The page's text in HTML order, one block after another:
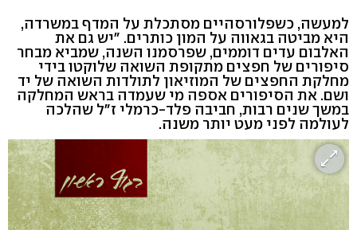
למעשה, כשפלורסהיים מסתכלת על המדף במשרדה,
היא מביטה בגאווה על המון כותרים. "יש גם את
האלבום עדים דוממים, שפרסמנו השנה, שמביא מבחר
סיפורים של חפצים מתקופת השואה שלוקטו בידי
מחלקת החפצים של המוזיאון לתולדות השואה של יד
ושם. את הסיפורים אספה מי שעמדה בראש המחלקה
במשך שנים רבות, חביבה פלד-כרמלי ז"ל שהלכה
לעולמה לפני מעט יותר משנה.